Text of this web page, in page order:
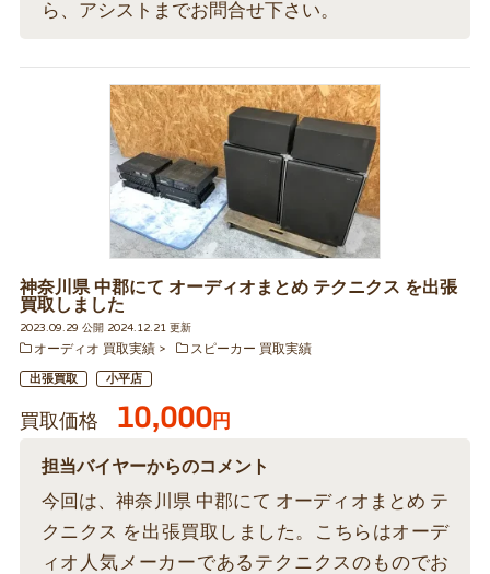
ら、アシストまでお問合せ下さい。
神奈川県 中郡にて オーディオまとめ テクニクス を出張
買取しました
2023.09.29 公開 2024.12.21 更新
オーディオ 買取実績
スピーカー 買取実績
出張買取 小平店
買取価格 10,000円
担当バイヤーからのコメント
今回は、神奈川県 中郡にて オーディオまとめ テ
クニクス を出張買取しました。こちらはオーデ
ィオ人気メーカーであるテクニクスのものでお